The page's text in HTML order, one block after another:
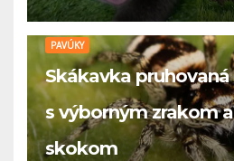
PAVÚKY
Skákavka
s výborným zrakom
skokom